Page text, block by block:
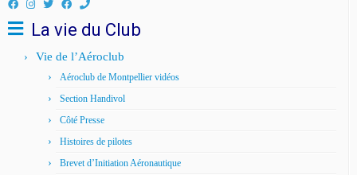
La vie du Club
Vie de l’Aéroclub
Aéroclub de Montpellier vidéos
Section Handivol
Côté Presse
Histoires de pilotes
Brevet d’Initiation Aéronautique